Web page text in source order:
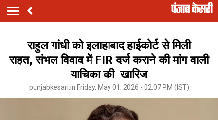
राहुल गांधी को इलाहाबाद हाईकोर्ट से मिली
राहत, संभल विवाद में FIR दर्ज कराने की मांग वाली
याचिका की खारिज
punjabkesari.in Friday, May 01, 2026 - 02:07 PM (IST)